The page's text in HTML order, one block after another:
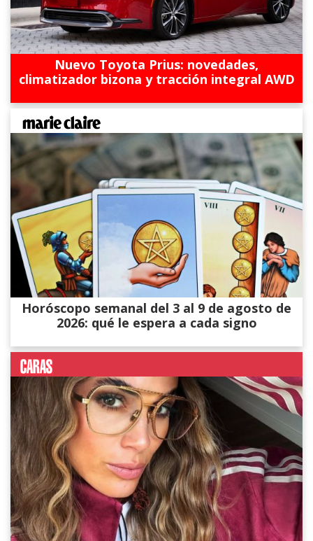
Nuevo Toyota Prius: novedades,
climatizador bizona y tracción integral AWD
Horóscopo semanal del 3 al 9 de agosto de
2026: qué le espera a cada signo